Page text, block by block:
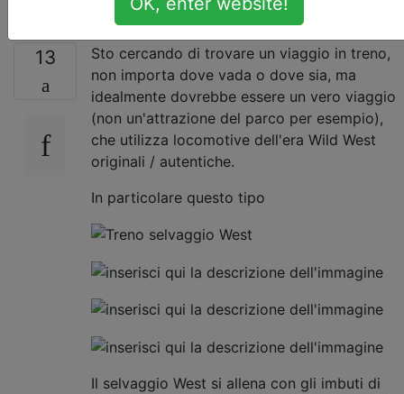
13
Sto cercando di trovare un viaggio in treno,
non importa dove vada o dove sia, ma
idealmente dovrebbe essere un vero viaggio
(non un'attrazione del parco per esempio),
che utilizza locomotive dell'era Wild West
originali / autentiche.
In particolare questo tipo
Il selvaggio West si allena con gli imbuti di